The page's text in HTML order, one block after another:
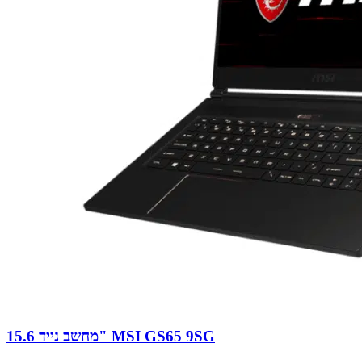
מחשב נייד 15.6" MSI GS65 9SG